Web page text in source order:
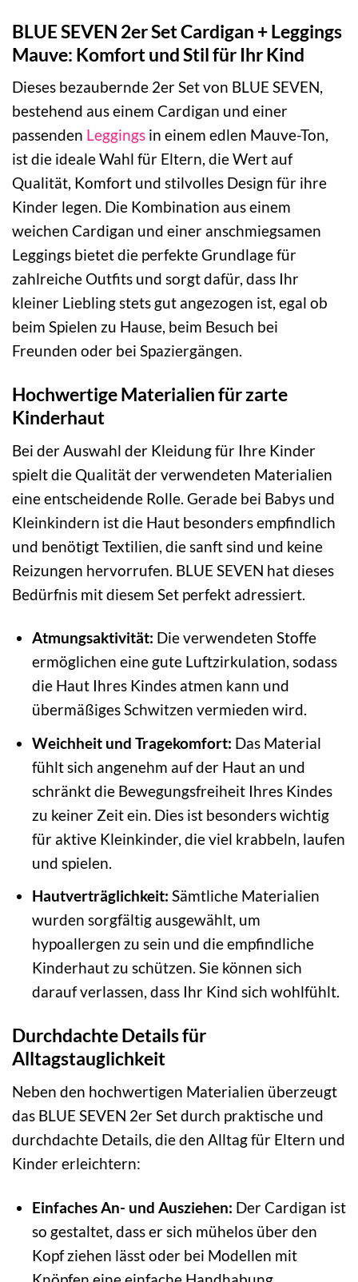
BLUE SEVEN 2er Set Cardigan + Leggings
Mauve: Komfort und Stil für Ihr Kind
Dieses bezaubernde 2er Set von BLUE SEVEN,
bestehend aus einem Cardigan und einer
passenden Leggings in einem edlen Mauve-Ton,
ist die ideale Wahl für Eltern, die Wert auf
Qualität, Komfort und stilvolles Design für ihre
Kinder legen. Die Kombination aus einem
weichen Cardigan und einer anschmiegsamen
Leggings bietet die perfekte Grundlage für
zahlreiche Outfits und sorgt dafür, dass Ihr
kleiner Liebling stets gut angezogen ist, egal ob
beim Spielen zu Hause, beim Besuch bei
Freunden oder bei Spaziergängen.
Hochwertige Materialien für zarte
Kinderhaut
Bei der Auswahl der Kleidung für Ihre Kinder
spielt die Qualität der verwendeten Materialien
eine entscheidende Rolle. Gerade bei Babys und
Kleinkindern ist die Haut besonders empfindlich
und benötigt Textilien, die sanft sind und keine
Reizungen hervorrufen. BLUE SEVEN hat dieses
Bedürfnis mit diesem Set perfekt adressiert.
Atmungsaktivität: Die verwendeten Stoffe
ermöglichen eine gute Luftzirkulation, sodass
die Haut Ihres Kindes atmen kann und
übermäßiges Schwitzen vermieden wird.
Weichheit und Tragekomfort: Das Material
fühlt sich angenehm auf der Haut an und
schränkt die Bewegungsfreiheit Ihres Kindes
zu keiner Zeit ein. Dies ist besonders wichtig
für aktive Kleinkinder, die viel krabbeln, laufen
und spielen.
Hautverträglichkeit: Sämtliche Materialien
wurden sorgfältig ausgewählt, um
hypoallergen zu sein und die empfindliche
Kinderhaut zu schützen. Sie können sich
darauf verlassen, dass Ihr Kind sich wohlfühlt.
Durchdachte Details für
Alltagstauglichkeit
Neben den hochwertigen Materialien überzeugt
das BLUE SEVEN 2er Set durch praktische und
durchdachte Details, die den Alltag für Eltern und
Kinder erleichtern:
Einfaches An- und Ausziehen: Der Cardigan ist
so gestaltet, dass er sich mühelos über den
Kopf ziehen lässt oder bei Modellen mit